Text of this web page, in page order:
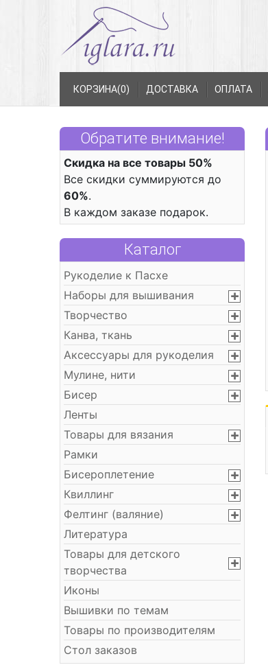
КОРЗИНА(0) ДОСТАВКА ОПЛАТА
Обратите внимание!
Скидка на все товары 50%
Все скидки суммируются до
60%.
В каждом заказе подарок.
Каталог
Рукоделие к Пасхе
Наборы для вышивания
Творчество
Канва, ткань
Аксессуары для рукоделия
Мулине, нити
Бисер
Ленты
Товары для вязания
Рамки
Бисероплетение
Квиллинг
Фелтинг (валяние)
Литература
Товары для детского
творчества
Иконы
Вышивки по темам
Товары по производителям
Стол заказов